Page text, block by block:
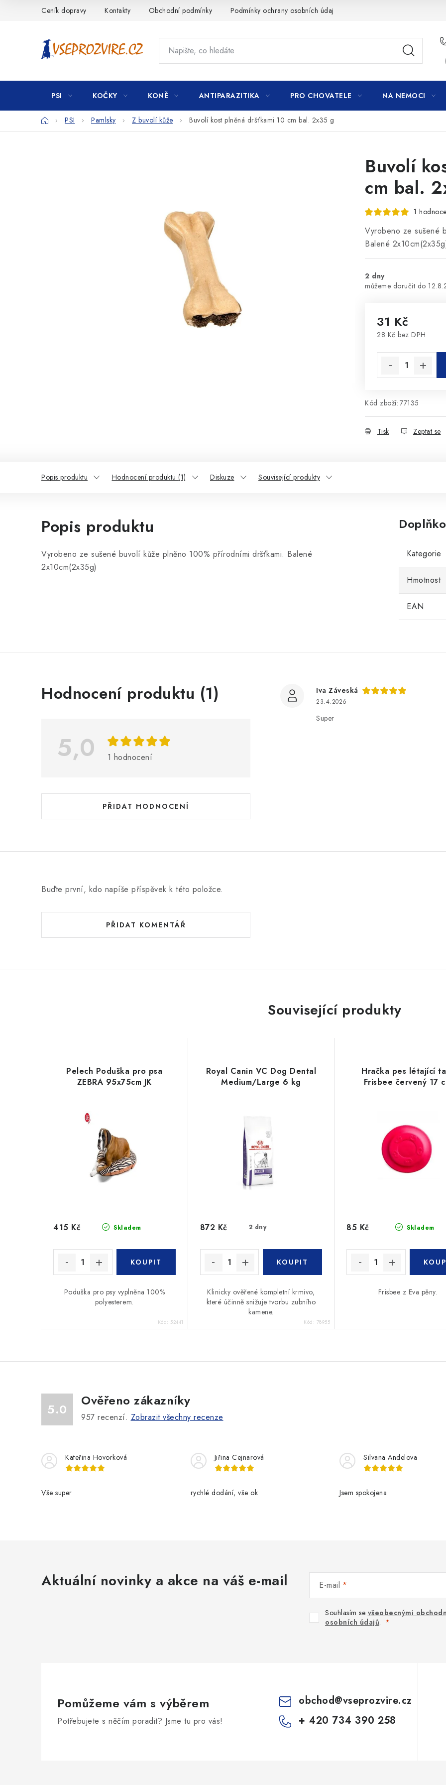
Ceník dopravy Kontakty Obchodní podmínky Podmínky ochrany osobních údajů
PSI KOČKY KONĚ ANTIPARAZITIKA PRO CHOVATELE NA NEMOCI
DomůPSI Pamlsky Z buvolí kůže Buvolí kost plněná dršťkami 10 cm bal. 2x35 g
Buvolí
cm bal.
1
Vyrobeno ze sušené
Balené
2 dny
31 Kč
28 Kč bez DPH
Kód zboží: 77135
Tisk Zeptat se
Popis produktu Hodnocení produktu (1) Diskuze Související produkty
Popis produktu
Vyrobeno ze sušené buvolí kůže plněno 100% přírodními dršťkami. Balené
2x10cm(2x35g)
Kategorie
Hmotnost
EAN
Hodnocení produktu (1)
5,0 1 hodnocení
PŘIDAT HODNOCENÍ
V
o
n
c
n
Iva Záveská
23.4.2026
Super
Buďte první, kdo napíše příspěvek k této položce.
PŘIDAT KOMENTÁŘ
Související produkty
Pelech Poduška pro psa
ZEBRA 95x75cm JK
Skladem
415 Kč
Poduška pro psy vyplněna 100%
polyesterem.
Kód: 52441
Royal Canin VC Dog Dental
Medium/Large 6 kg
2 dny
872 Kč
Klinicky ověřené kompletní krmivo,
které účinně snižuje tvorbu zubního
kamene.
Kód: 78955
Hračka pes létající
Frisbee červený 17
Skladem
85 Kč
Frisbee z Eva pěny.
5.0
Ověřeno zákazníky
957 recenzí. Zobrazit všechny recenze
Kateřina Hovorková
Vše super
Jiřina Cejnarová
rychlé dodání, vše ok
Silvana Andelova
Jsem spokojena
Aktuální novinky a akce na váš e-mail E-mail
Souhlasím se všeobecnými
osobních údajů.
Pomůžeme vám s výběrem
Potřebujete s něčím poradit? Jsme tu pro vás!
obchod@vseprozvire.cz
+ 420 734 390 258